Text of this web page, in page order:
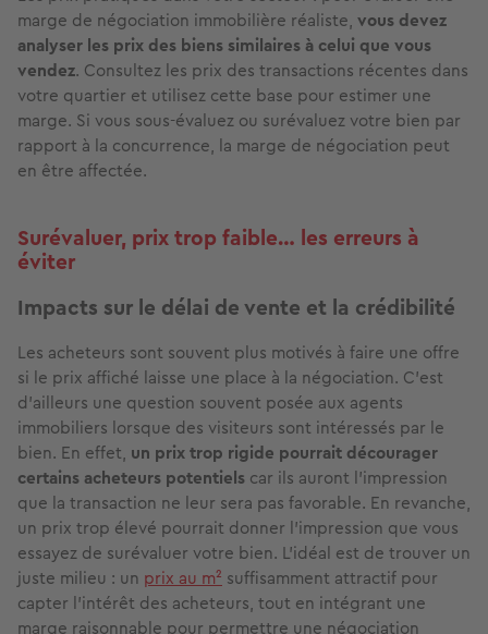
marge de négociation immobilière réaliste, vous devez
analyser les prix des biens similaires à celui que vous
vendez. Consultez les prix des transactions récentes dans
votre quartier et utilisez cette base pour estimer une
marge. Si vous sous-évaluez ou surévaluez votre bien par
rapport à la concurrence, la marge de négociation peut
en être affectée.
Surévaluer, prix trop faible… les erreurs à
éviter
Impacts sur le délai de vente et la crédibilité
Les acheteurs sont souvent plus motivés à faire une offre
si le prix affiché laisse une place à la négociation. C’est
d’ailleurs une question souvent posée aux agents
immobiliers lorsque des visiteurs sont intéressés par le
bien. En effet, un prix trop rigide pourrait décourager
certains acheteurs potentiels car ils auront l’impression
que la transaction ne leur sera pas favorable. En revanche,
un prix trop élevé pourrait donner l’impression que vous
essayez de surévaluer votre bien. L’idéal est de trouver un
juste milieu : un prix au m² suffisamment attractif pour
capter l’intérêt des acheteurs, tout en intégrant une
marge raisonnable pour permettre une négociation